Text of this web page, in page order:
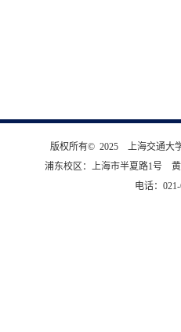
版权所有© 2025 上海交通大
浦东校区：上海市半夏路1号
电话：